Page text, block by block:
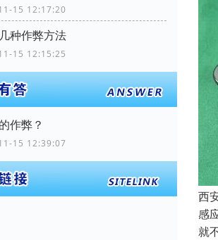
15 12:17:20
种作弊方法
15 12:15:25
作弊？
15 12:39:07
西
感
就